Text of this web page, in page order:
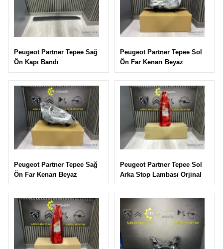
Peugeot Partner Tepee Sağ
Ön Kapı Bandı
Peugeot Partner Tepee Sol
Ön Far Kenarı Beyaz
Peugeot Partner Tepee Sağ
Ön Far Kenarı Beyaz
Peugeot Partner Tepee Sol
Arka Stop Lambası Orjinal